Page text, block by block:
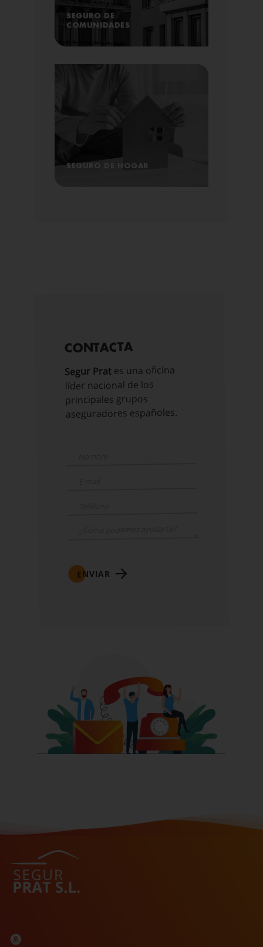
SEGURO DE
COMUNIDADES
SEGURO DE HOGAR
CONTACTA
Segur Prat es una oficina
líder nacional de los
principales grupos
aseguradores españoles.
ENVIAR